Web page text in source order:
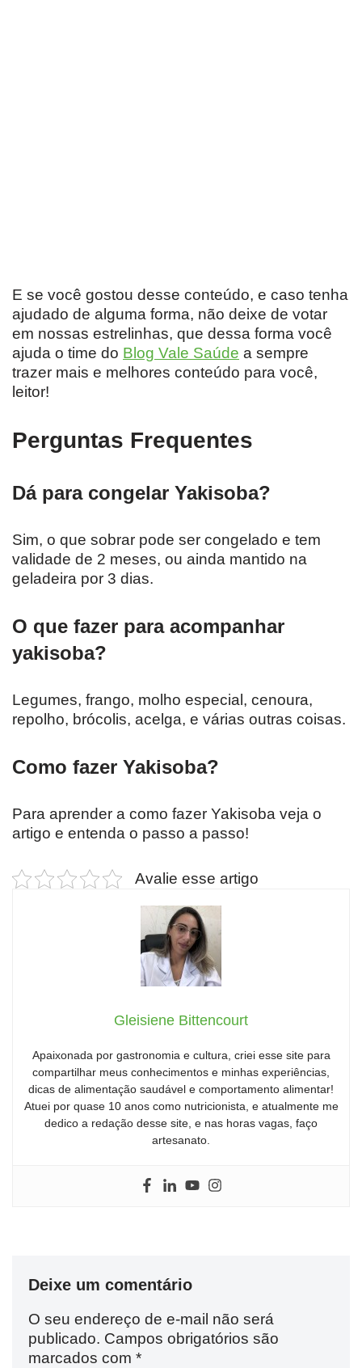
E se você gostou desse conteúdo, e caso tenha
ajudado de alguma forma, não deixe de votar
em nossas estrelinhas, que dessa forma você
ajuda o time do Blog Vale Saúde a sempre
trazer mais e melhores conteúdo para você,
leitor!
Perguntas Frequentes
Dá para congelar Yakisoba?
Sim, o que sobrar pode ser congelado e tem
validade de 2 meses, ou ainda mantido na
geladeira por 3 dias.
O que fazer para acompanhar
yakisoba?
Legumes, frango, molho especial, cenoura,
repolho, brócolis, acelga, e várias outras coisas.
Como fazer Yakisoba?
Para aprender a como fazer Yakisoba veja o
artigo e entenda o passo a passo!
Avalie esse artigo
Gleisiene Bittencourt
Apaixonada por gastronomia e cultura, criei esse site para
compartilhar meus conhecimentos e minhas experiências,
dicas de alimentação saudável e comportamento alimentar!
Atuei por quase 10 anos como nutricionista, e atualmente me
dedico a redação desse site, e nas horas vagas, faço
artesanato.
Deixe um comentário
O seu endereço de e-mail não será
publicado. Campos obrigatórios são
marcados com *